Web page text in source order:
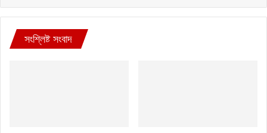
সংশ্লিষ্ট সংবাদ